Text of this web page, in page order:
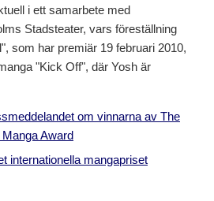
i ett samarbete med
Stadsteater, vars föreställning
som har premiär 19 februari 2010,
"Kick Off", där Yosh är
om vinnarna av The
Award
internationella mangapriset